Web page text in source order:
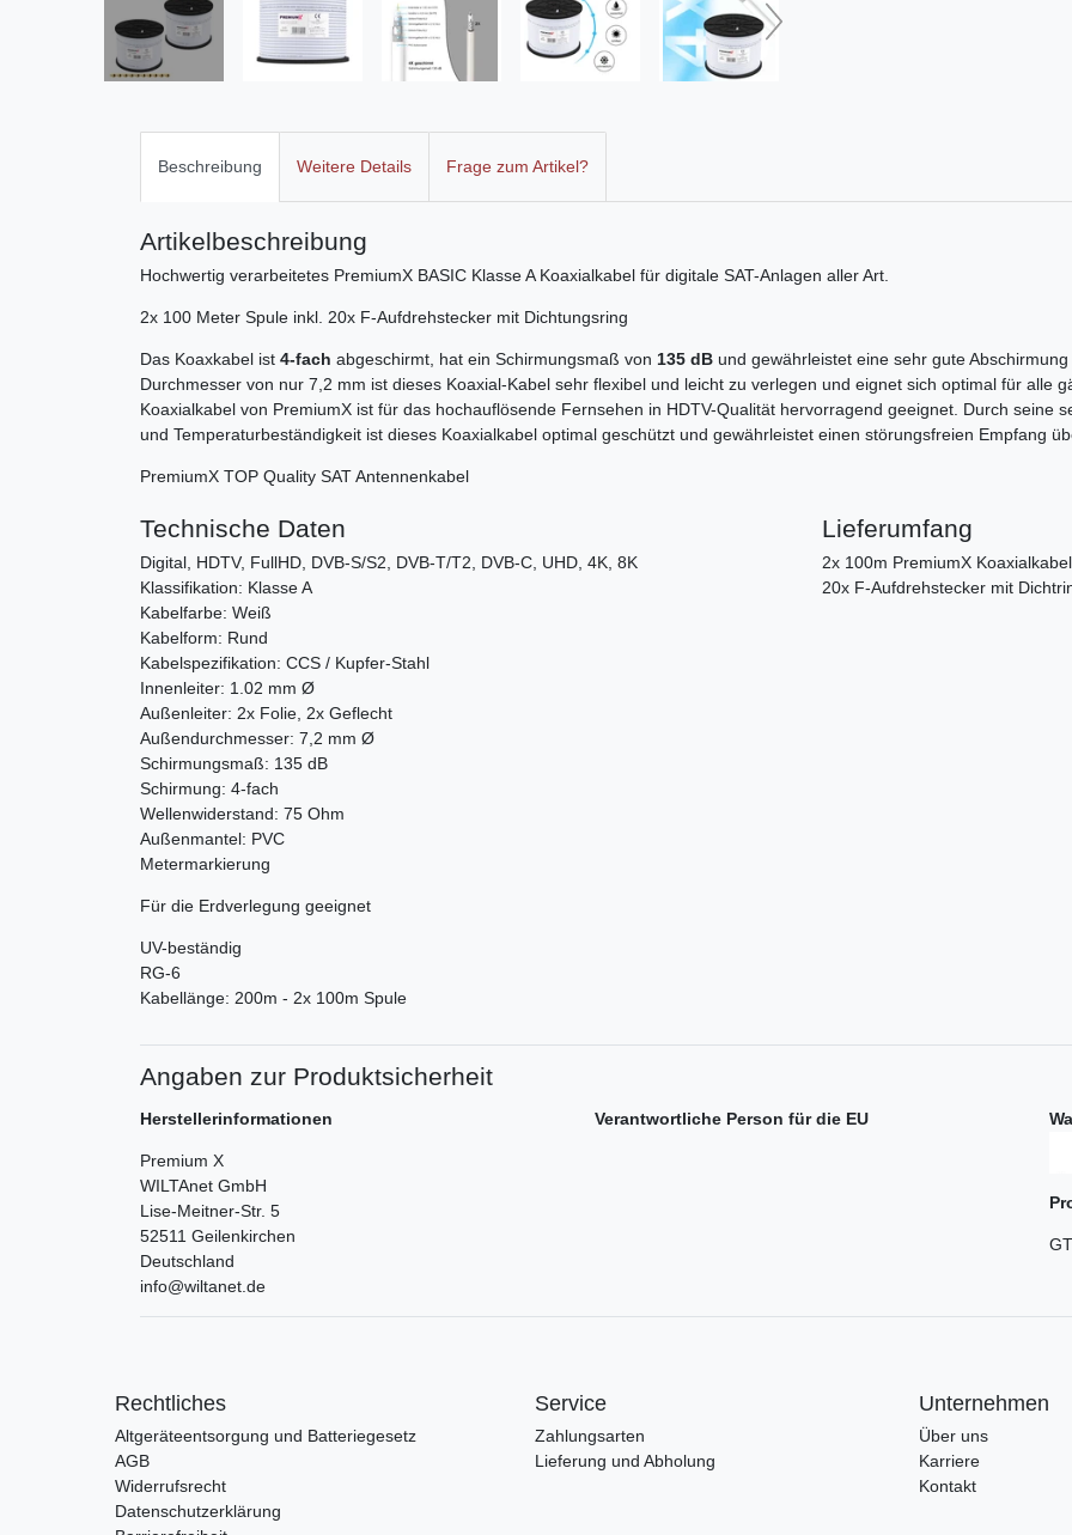
Beschreibung Weitere Details Frage zum Artikel?
Artikelbeschreibung
Hochwertig verarbeitetes PremiumX BASIC Klasse A Koaxialkabel für digitale SAT-Anlagen aller Art.
2x 100 Meter Spule inkl. 20x F-Aufdrehstecker mit Dichtungsring
Das Koaxkabel ist 4-fach abgeschirmt, hat ein Schirmungsmaß von 135 dB und gewährleistet eine sehr gute
Durchmesser von nur 7,2 mm ist dieses Koaxial-Kabel sehr flexibel und leicht zu verlegen und eignet sich optimal für alle
Koaxialkabel von PremiumX ist für das hochauflösende Fernsehen in HDTV-Qualität hervorragend geeignet. Durch seine
und Temperaturbeständigkeit ist dieses Koaxialkabel optimal geschützt und gewährleistet einen störungsfreien Empfang
PremiumX TOP Quality SAT Antennenkabel
Technische Daten
Digital, HDTV, FullHD, DVB-S/S2, DVB-T/T2, DVB-C, UHD, 4K, 8K
Klassifikation: Klasse A
Kabelfarbe: Weiß
Kabelform: Rund
Kabelspezifikation: CCS / Kupfer-Stahl
Innenleiter: 1.02 mm Ø
Außenleiter: 2x Folie, 2x Geflecht
Außendurchmesser: 7,2 mm Ø
Schirmungsmaß: 135 dB
Schirmung: 4-fach
Wellenwiderstand: 75 Ohm
Außenmantel: PVC
Metermarkierung
Für die Erdverlegung geeignet
UV-beständig
RG-6
Kabellänge: 200m - 2x 100m Spule
Lieferumfang
2x 100m PremiumX
20x F-Aufdrehstecker mit
Angaben zur Produktsicherheit
Herstellerinformationen
Premium X
WILTAnet GmbH
Lise-Meitner-Str. 5
52511 Geilenkirchen
Deutschland
info@wiltanet.de
Verantwortliche Person für die EU
Rechtliches
Altgeräteentsorgung und Batteriegesetz
AGB
Widerrufsrecht
Datenschutzerklärung
Service
Zahlungsarten
Lieferung und Abholung
Unternehmen
Über uns
Karriere
Kontakt